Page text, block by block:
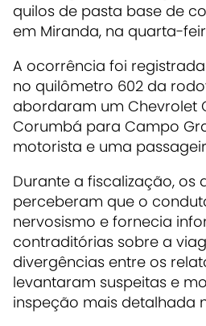
quilos de pasta base de
em Miranda, na quarta-
A ocorrência foi registrada
no quilômetro 602 da
abordaram um Chevrolet
Corumbá para Campo
motorista e uma
Durante a fiscalização, os
perceberam que o
nervosismo e fornecia
contraditórias sobre a
divergências entre os
levantaram suspeitas e
inspeção mais detalhada